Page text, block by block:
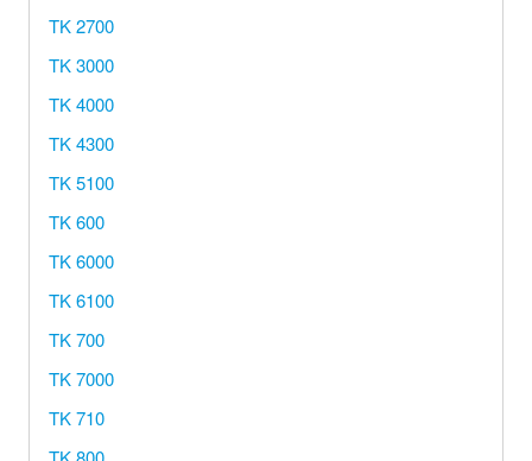
TK 2700
TK 3000
TK 4000
TK 4300
TK 5100
TK 600
TK 6000
TK 6100
TK 700
TK 7000
TK 710